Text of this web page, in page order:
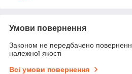
Умови повернення
Законом не передбачено
належної якості
Всі умови повернення